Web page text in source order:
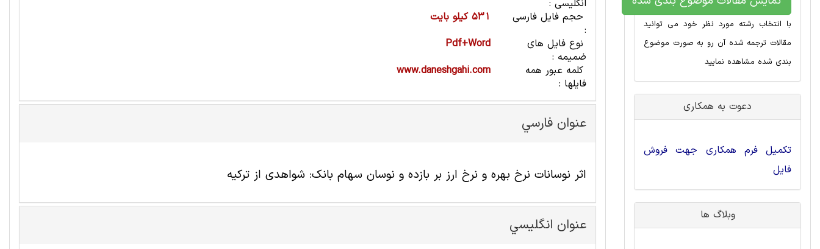
انگلیسی :
حجم فایل فارسی
:
531 کیلو بایت
نوع فایل های
ضمیمه :
Pdf+Word
کلمه عبور همه
فایلها :
www.daneshgahi.com
عنوان فارسي
اثر نوسانات نرخ بهره و نرخ ارز بر بازده و نوسان سهام بانک: شواهدی از ترکیه
عنوان انگليسي
با انتخاب رشته مورد نظر خود می توانید
مقالات ترجمه شده آن رو به صورت موضوع
بندی شده مشاهده نمایید
دعوت به همکاری
تکمیل فرم همکاری جهت فروش
فایل
وبلاگ ها